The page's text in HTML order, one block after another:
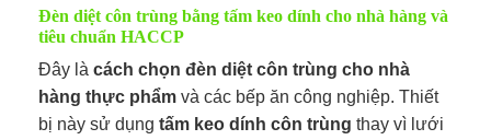
Đèn diệt côn trùng bằng tấm keo dính cho nhà hàng và
tiêu chuẩn HACCP
Đây là cách chọn đèn diệt côn trùng cho nhà
hàng thực phẩm và các bếp ăn công nghiệp. Thiết
bị này sử dụng tấm keo dính côn trùng thay vì lưới